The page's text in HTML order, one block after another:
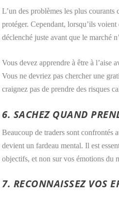
L’un des problèmes les plus courants
protéger. Cependant, lorsqu’ils
déclenché juste avant que le marché
Vous devez apprendre à être à l’aise
Vous ne devriez pas chercher une
craignez pas de prendre des risques
6. SACHEZ QUAND
Beaucoup de traders sont confrontés
devient un fardeau mental. Il est
objectifs, et non sur vos émotions du
7. RECONNAISSEZ VOS